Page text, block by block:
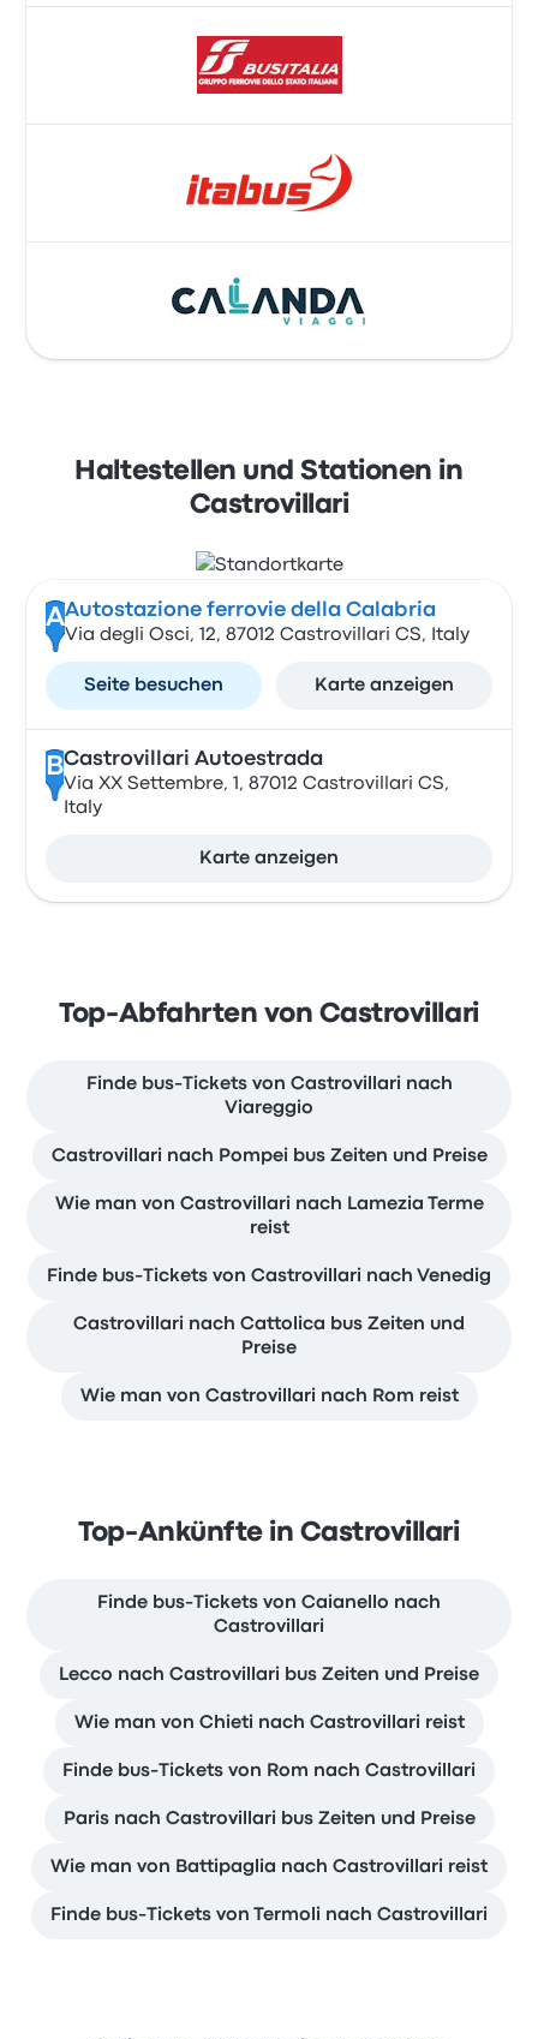
Haltestellen und Stationen in
Castrovillari
AAutostazione ferrovie della Calabria
Via degli Osci, 12, 87012 Castrovillari CS, Italy
Seite besuchen Karte anzeigen
BCastrovillari Autoestrada
Via XX Settembre, 1, 87012 Castrovillari CS,
Italy
Karte anzeigen
Top-Abfahrten von Castrovillari
Finde bus-Tickets von Castrovillari nach
Viareggio
Castrovillari nach Pompei bus Zeiten und Preise
Wie man von Castrovillari nach Lamezia Terme
reist
Finde bus-Tickets von Castrovillari nach Venedig
Castrovillari nach Cattolica bus Zeiten und
Preise
Wie man von Castrovillari nach Rom reist
Top-Ankünfte in Castrovillari
Finde bus-Tickets von Caianello nach
Castrovillari
Lecco nach Castrovillari bus Zeiten und Preise
Wie man von Chieti nach Castrovillari reist
Finde bus-Tickets von Rom nach Castrovillari
Paris nach Castrovillari bus Zeiten und Preise
Wie man von Battipaglia nach Castrovillari reist
Finde bus-Tickets von Termoli nach Castrovillari